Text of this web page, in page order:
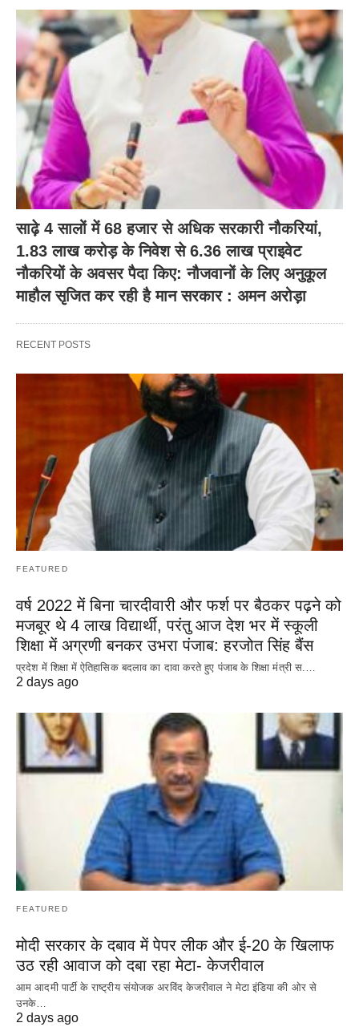
साढ़े 4 सालों में 68 हजार से अधिक सरकारी नौकरियां,
1.83 लाख करोड़ के निवेश से 6.36 लाख प्राइवेट
नौकरियों के अवसर पैदा किए: नौजवानों के लिए अनुकूल
माहौल सृजित कर रही है मान सरकार : अमन अरोड़ा
RECENT POSTS
FEATURED
वर्ष 2022 में बिना चारदीवारी और फर्श पर बैठकर पढ़ने को
मजबूर थे 4 लाख विद्यार्थी, परंतु आज देश भर में स्कूली
शिक्षा में अग्रणी बनकर उभरा पंजाब: हरजोत सिंह बैंस
प्रदेश में शिक्षा में ऐतिहासिक बदलाव का दावा करते हुए पंजाब के शिक्षा मंत्री स.…
2 days ago
FEATURED
मोदी सरकार के दबाव में पेपर लीक और ई-20 के खिलाफ
उठ रही आवाज को दबा रहा मेटा- केजरीवाल
आम आदमी पार्टी के राष्ट्रीय संयोजक अरविंद केजरीवाल ने मेटा इंडिया की ओर से
उनके…
2 days ago